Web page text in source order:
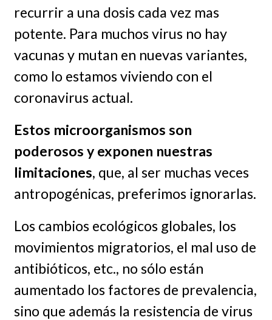
recurrir a una dosis cada vez mas
potente. Para muchos virus no hay
vacunas y mutan en nuevas variantes,
como lo estamos viviendo con el
coronavirus actual.
Estos microorganismos son
poderosos y exponen nuestras
limitaciones, que, al ser muchas veces
antropogénicas, preferimos ignorarlas.
Los cambios ecológicos globales, los
movimientos migratorios, el mal uso de
antibióticos, etc., no sólo están
aumentado los factores de prevalencia,
sino que además la resistencia de virus